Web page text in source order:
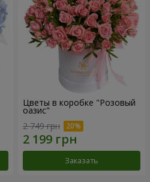
Цветы в коробке "Розовый
оазис"
2 749 грн
Заказать